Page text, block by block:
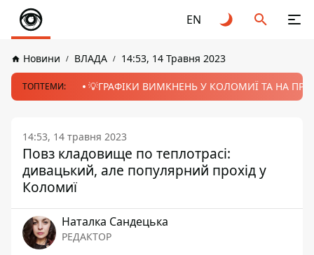
EN
Новини ВЛАДА 14:53, 14 Травня 2023
ТОПТЕМИ: 💡ГРАФІКИ ВИМКНЕНЬ У КОЛОМИЇ ТА НА
14:53, 14 травня 2023
Повз кладовище по теплотрасі:
дивацький, але популярний прохід у
Коломиї
Наталка Сандецька
РЕДАКТОР